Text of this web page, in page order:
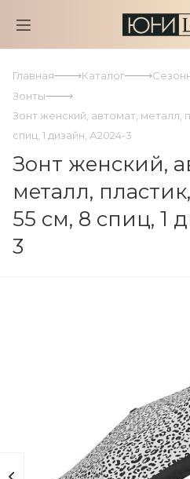
Главная Каталог
Зонты
Зонт женский, автомат, металл,
спиц, 1 дизайн, А2024-3
Зонт женский,
металл,
55 см, 8 спиц, 1
3